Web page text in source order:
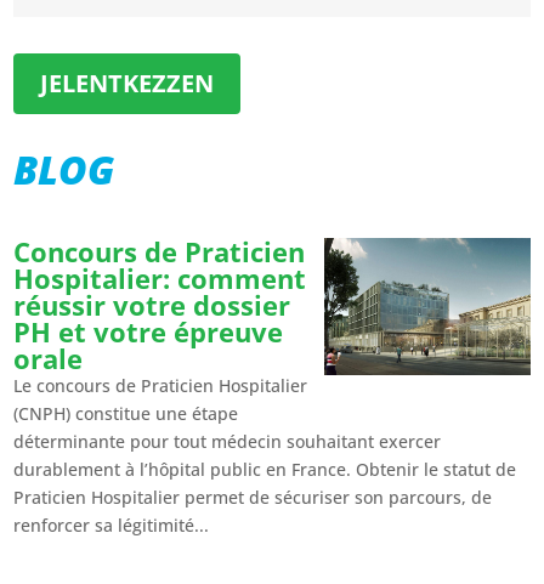
JELENTKEZZEN
BLOG
Concours de Praticien
Hospitalier: comment
réussir votre dossier
PH et votre épreuve
orale
Le concours de Praticien Hospitalier
(CNPH) constitue une étape
déterminante pour tout médecin souhaitant exercer
durablement à l’hôpital public en France. Obtenir le statut de
Praticien Hospitalier permet de sécuriser son parcours, de
renforcer sa légitimité...